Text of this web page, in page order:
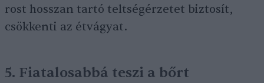
rost hosszan tartó teltségérzetet biztosít,
csökkenti az étvágyat.
5. Fiatalosabbá teszi a bőrt